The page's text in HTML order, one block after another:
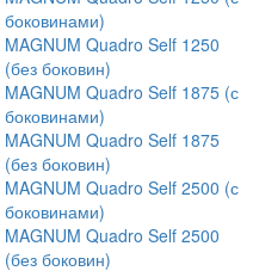
боковинами)
MAGNUM Quadro Self 1250
(без боковин)
MAGNUM Quadro Self 1875 (с
боковинами)
MAGNUM Quadro Self 1875
(без боковин)
MAGNUM Quadro Self 2500 (с
боковинами)
MAGNUM Quadro Self 2500
(без боковин)